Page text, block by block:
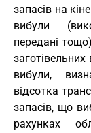
запасів на
вибули
передані
вибули,
відсотка
запасів, що
рахунках